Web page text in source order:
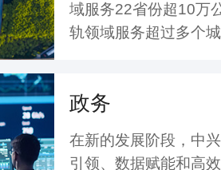
域服务22省份超10万
轨领域服务超过多个
政务
在新的发展阶段，中
引领、数据赋能和高